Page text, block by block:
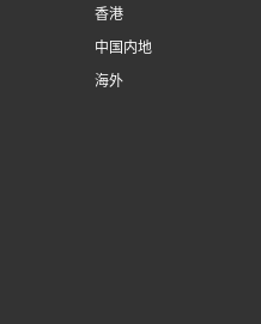
香港
中国内地
海外